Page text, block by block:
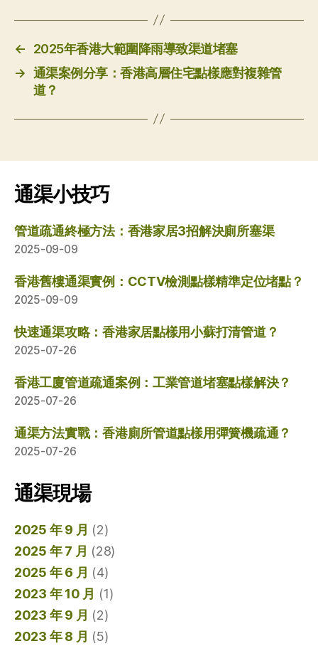
←
2025年香港大範圍降雨導致渠道堵塞
→ 通渠案例分享：香港高層住宅點樣應對複雜管
道？
通渠小技巧
管道疏通終極方法：香港家居3招解決廁所塞渠
2025-09-09
香港舊樓通渠實例：CCTV檢測點樣精準定位堵點？
2025-09-09
快速通渠攻略：香港家居點樣用小蘇打清管道？
2025-07-26
香港工廈管道疏通案例：工業管道堵塞點樣解決？
2025-07-26
通渠方法實戰：香港廁所管道點樣用彈簧機疏通？
2025-07-26
通渠現場
2025 年 9 月 (2)
2025 年 7 月 (28)
2025 年 6 月 (4)
2023 年 10 月 (1)
2023 年 9 月 (2)
2023 年 8 月 (5)